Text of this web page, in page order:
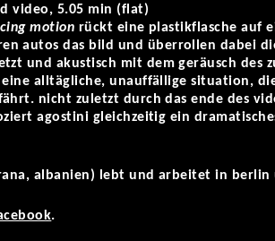
video, 5.05 min (flat)
motion rückt eine plastikflasche auf
autos das bild und überrollen dabei
und akustisch mit dem geräusch
alltägliche, unauffällige situation,
nicht zuletzt durch das ende des
agostini gleichzeitig ein
albanien) lebt und arbeitet in berlin
.